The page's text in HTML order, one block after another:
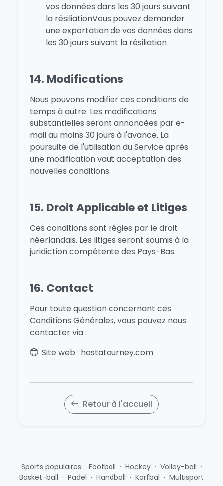
vos données dans les 30 jours suivant
la résiliationVous pouvez demander
une exportation de vos données dans
les 30 jours suivant la résiliation
14. Modifications
Nous pouvons modifier ces conditions de
temps à autre. Les modifications
substantielles seront annoncées par e-
mail au moins 30 jours à l'avance. La
poursuite de l'utilisation du Service après
une modification vaut acceptation des
nouvelles conditions.
15. Droit Applicable et Litiges
Ces conditions sont régies par le droit
néerlandais. Les litiges seront soumis à la
juridiction compétente des Pays-Bas.
16. Contact
Pour toute question concernant ces
Conditions Générales, vous pouvez nous
contacter via :
Site web : hostatourney.com
Retour à l'accueil
Sports populaires: Football · Hockey · Volley-ball ·
Basket-ball · Padel · Handball · Korfbal · Multisport